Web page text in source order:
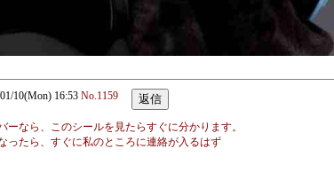
10(Mon) 16:53 No.1159
ーなら、このシールを見たらすぐに分かります。
ったら、すぐに私のところに連絡が入るはず